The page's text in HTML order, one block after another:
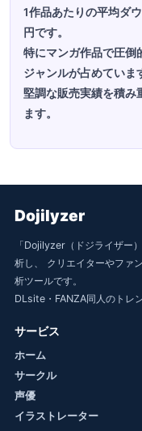
1作品あたりの平均ダ
円です。
特にマンガ作品で圧倒
ジャンルが占めていま
堅調な販売実績を積み
ます。
Dojilyzer
「Dojilyzer（ドジライザー
析し、 クリエイターやファ
析ツールです。
DLsite・FANZA同人のトレ
サービス
ホーム
サークル
声優
イラストレーター